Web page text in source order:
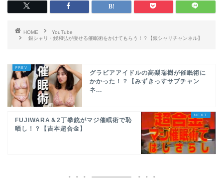
HOME
YouTube
銀シャリ・鰻和弘が痩せる催眠術をかけてもらう！？【銀シャリチャンネル】
グラビアアイドルの高梨瑞樹が催眠術に
かかった！？【みずきっすサブチャン
ネ...
FUJIWARA＆2丁拳銃がマジ催眠術で恥
晒し！？【吉本超合金】